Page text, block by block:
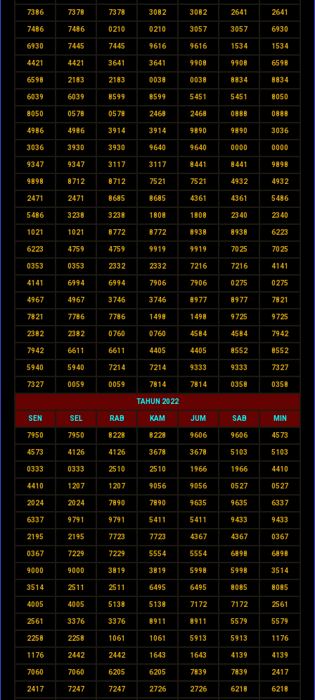
7386 7378 7378 3082 3082 2641 2641
7486 7486 0210 0210 3057 3057 6930
6930 7445 7445 9616 9616 1534 1534
4421 4421 3641 3641 9908 9908 6598
6598 2183 2183 0038 0038 8834 8834
6039 6039 8599 8599 5451 5451 8050
8050 0578 0578 2468 2468 0888 0888
4986 4986 3914 3914 9890 9890 3036
3036 3930 3930 9640 9640 0000 0000
9347 9347 3117 3117 8441 8441 9898
9898 8712 8712 7521 7521 4932 4932
2471 2471 8685 8685 4361 4361 5486
5486 3238 3238 1808 1808 2340 2340
1021 1021 8772 8772 8938 8938 6223
6223 4759 4759 9919 9919 7025 7025
0353 0353 2332 2332 7216 7216 4141
4141 6994 6994 7906 7906 0275 0275
4967 4967 3746 3746 8977 8977 7821
7821 7786 7786 1498 1498 9725 9725
2382 2382 0760 0760 4584 4584 7942
7942 6611 6611 4405 4405 8552 8552
5940 5940 7214 7214 9333 9333 7327
7327 0059 0059 7814 7814 0358 0358
TAHUN 2022
SEN SEL RAB KAM JUM SAB MIN
7950 7950 8228 8228 9606 9606 4573
4573 4126 4126 3678 3678 5103 5103
0333 0333 2510 2510 1966 1966 4410
4410 1207 1207 9056 9056 0527 0527
2024 2024 7890 7890 9635 9635 6337
6337 9791 9791 5411 5411 9433 9433
2195 2195 7723 7723 4367 4367 0367
0367 7229 7229 5554 5554 6898 6898
9000 9000 3819 3819 5998 5998 3514
3514 2511 2511 6495 6495 8085 8085
4005 4005 5138 5138 7172 7172 2561
2561 3376 3376 8911 8911 5579 5579
2258 2258 1061 1061 5913 5913 1176
1176 2442 2442 1643 1643 4139 4139
7060 7060 6205 6205 7839 7839 2417
2417 7247 7247 2726 2726 6218 6218